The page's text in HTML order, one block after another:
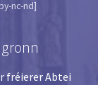
nc-nd]
fréierer Abtei